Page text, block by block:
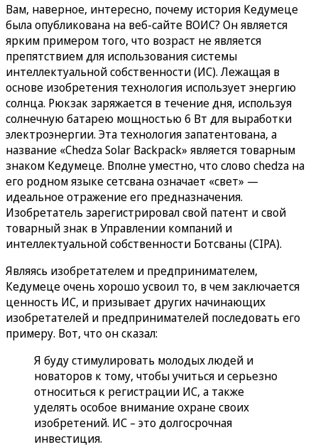
Вам, наверное, интересно, почему история Кедумеце
была опубликована на веб-сайте ВОИС? Он является
ярким примером того, что возраст не является
препятствием для использования системы
интеллектуальной собственности (ИС). Лежащая в
основе изобретения технология использует энергию
солнца. Рюкзак заряжается в течение дня, используя
солнечную батарею мощностью 6 Вт для выработки
электроэнергии. Эта технология запатентована, а
название «Chedza Solar Backpack» является товарным
знаком Кедумеце. Вполне уместно, что слово chedza на
его родном языке сетсвана означает «свет» —
идеальное отражение его предназначения.
Изобретатель зарегистрировал свой патент и свой
товарный знак в Управлении компаний и
интеллектуальной собственности Ботсваны (CIPA).
Являясь изобретателем и предпринимателем,
Кедумеце очень хорошо усвоил то, в чем заключается
ценность ИС, и призывает других начинающих
изобретателей и предпринимателей последовать его
примеру. Вот, что он сказал:
Я буду стимулировать молодых людей и
новаторов к тому, чтобы учиться и серьезно
относиться к регистрации ИС, а также
уделять особое внимание охране своих
изобретений. ИС – это долгосрочная
инвестиция.